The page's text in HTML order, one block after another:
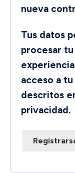
nueva
Tus datos
procesar
acceso a
descritos
privacidad.